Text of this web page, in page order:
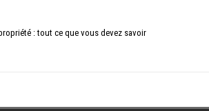
: tout ce que vous devez savoir